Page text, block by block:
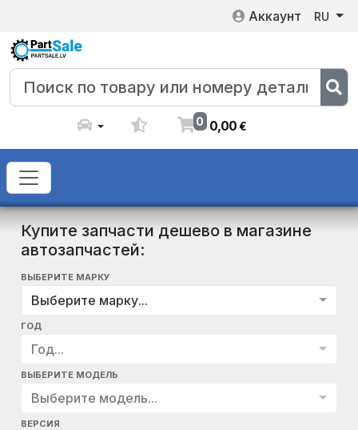
Аккаунт RU
0 0,00€
Купите запчасти дешево в магазине
автозапчастей:
ВЫБЕРИТЕ МАРКУ
Выберите марку...
ГОД
Год...
ВЫБЕРИТЕ МОДЕЛЬ
Выберите модель...
ВЕРСИЯ